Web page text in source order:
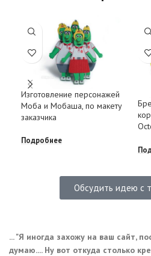
Изготовление персонажей
Моба и Мобаша, по макету
заказчика
Подробнее
Обсудить идею с
... "Я иногда захожу на ваш сайт,
думаю.... Ну вот откуда столько